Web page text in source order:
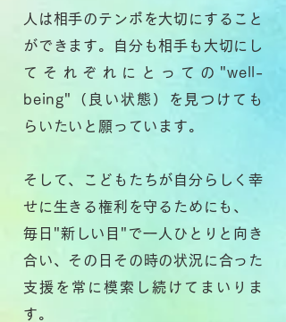
人は相手のテンポを大切にすること
ができます。自分も相手も大切にし
てそれぞれにとっての"well-
being"（良い状態）を 見つけても
らいたいと願っています。
そして、こどもたちが自分らしく幸
せに生きる権利を守るためにも、
毎日"新しい目"で一人ひとりと向き
合い、その日その時の状況に合った
支援を 常に模索し続けてまいりま
す。